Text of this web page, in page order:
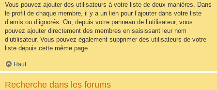
Vous pouvez ajouter des utilisateurs à votre liste de deux manières. Dans
le profil de chaque membre, il y a un lien pour l’ajouter dans votre liste
d’amis ou d’ignorés. Ou, depuis votre panneau de l’utilisateur, vous
pouvez ajouter directement des membres en saisissant leur nom
d’utilisateur. Vous pouvez également supprimer des utilisateurs de votre
liste depuis cette même page.
Haut
Recherche dans les forums